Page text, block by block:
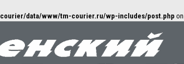
data/www/tm-courier.ru/wp-includes/post.php